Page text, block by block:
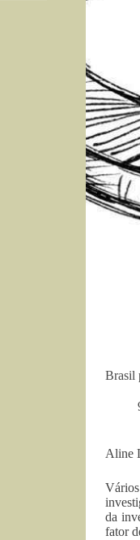
Brasil
Aline
da
fator